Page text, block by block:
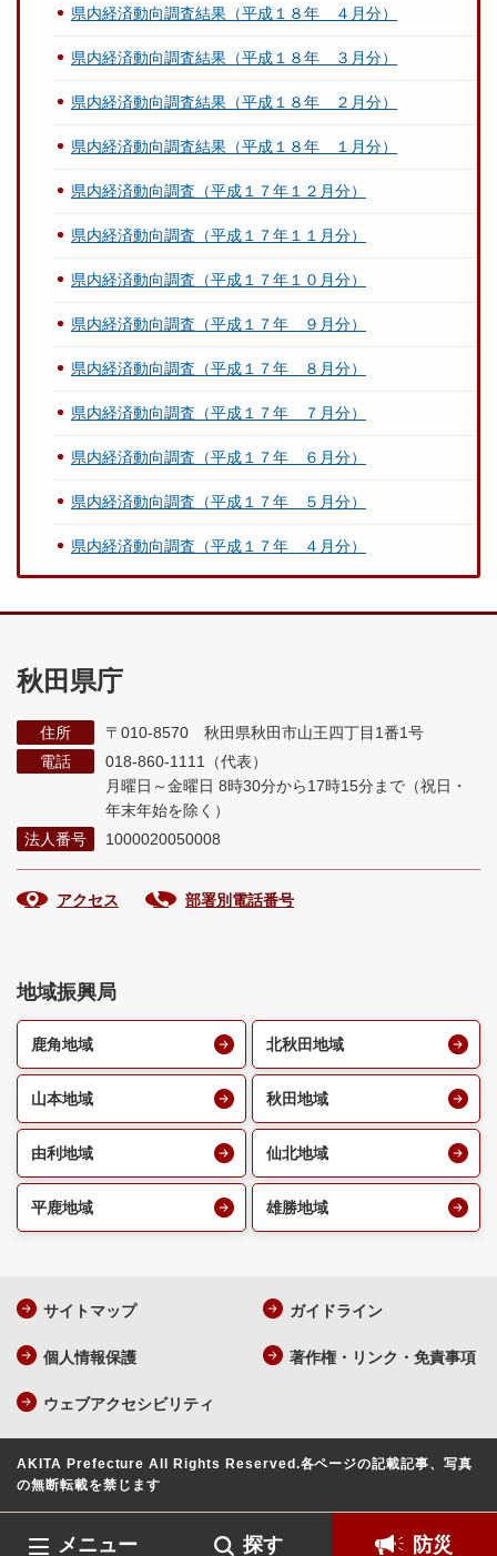
メニュー 探す 防災
県内経済動向調査結果（平成１８年 ４月分）
県内経済動向調査結果（平成１８年 ３月分）
県内経済動向調査結果（平成１８年 ２月分）
県内経済動向調査結果（平成１８年 １月分）
県内経済動向調査（平成１７年１２月分）
県内経済動向調査（平成１７年１１月分）
県内経済動向調査（平成１７年１０月分）
県内経済動向調査（平成１７年 ９月分）
県内経済動向調査（平成１７年 ８月分）
県内経済動向調査（平成１７年 ７月分）
県内経済動向調査（平成１７年 ６月分）
県内経済動向調査（平成１７年 ５月分）
県内経済動向調査（平成１７年 ４月分）
秋田県庁
住所
〒010-8570 秋田県秋田市山王四丁目1番1号
電話
018-860-1111（代表）
月曜日～金曜日 8時30分から17時15分まで （祝日・
年末年始を除く）
法人番号
1000020050008
アクセス 部署別電話番号
地域振興局
鹿角地域 北秋田地域
山本地域 秋田地域
由利地域 仙北地域
平鹿地域 雄勝地域
サイトマップ ガイドライン
個人情報保護 著作権・リンク・免責事項
ウェブアクセシビリティ
AKITA Prefecture All Rights Reserved.各ページの記載記事、写真
の無断転載を禁じます